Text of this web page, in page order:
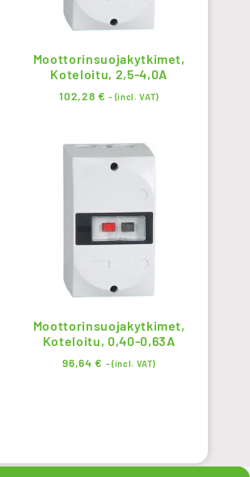
Moottorinsuojakytkimet,
Koteloitu, 2,5-4,0A
102,28€ - (incl. VAT)
Moottorinsuojakytkimet,
Koteloitu, 0,40-0,63A
96,64€ - (incl. VAT)